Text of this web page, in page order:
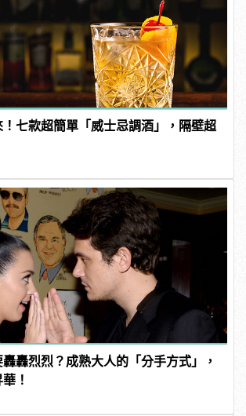
七款超簡單「威士忌調酒」，隔壁超
轟烈烈？成熟大人的「分手方式」，
！